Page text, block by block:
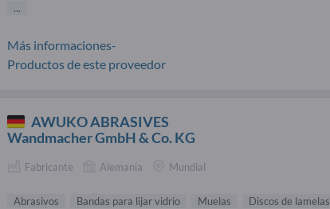
...
Más informaciones-
Productos de este proveedor
AWUKO ABRASIVES
Wandmacher GmbH & Co. KG
Fabricante Alemania Mundial
Abrasivos Bandas para lijar vidrio Muelas Discos de lamelas